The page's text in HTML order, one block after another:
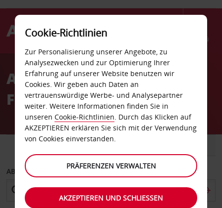
Menü
AvisAutovermietung Naples
Flughafen
ABHOLEN VON
Cookie-Richtlinien
Zur Personalisierung unserer Angebote, zu
Analysezwecken und zur Optimierung Ihrer
Erfahrung auf unserer Website benutzen wir
Cookies. Wir geben auch Daten an
vertrauenswürdige Werbe- und Analysepartner
weiter. Weitere Informationen finden Sie in
unseren Cookie-Richtlinien. Durch das Klicken auf
AKZEPTIEREN erklären Sie sich mit der Verwendung
von Cookies einverstanden.
PRÄFERENZEN VERWALTEN
AKZEPTIEREN UND SCHLIESSEN